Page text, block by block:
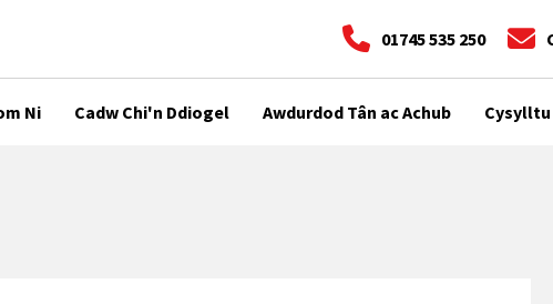
01745 535 250
Ni Cadw Chi'n Ddiogel Awdurdod Tân ac Achub Cysylltu